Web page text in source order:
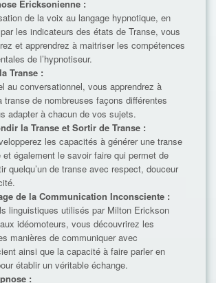
Ericksonienne :
de la voix au langage hypnotique, en
les indicateurs des états de Transe, vous
et apprendrez à maitriser les compétences
de l’hypnotiseur.
Transe :
au conversationnel, vous apprendrez à
transe de nombreuses façons différentes
adapter à chacun de vos sujets.
la Transe et Sortir de Transe :
les capacités à générer une transe
et également le savoir faire qui permet de
quelqu’un de transe avec respect, douceur
de la Communication Inconsciente :
linguistiques utilisés par Milton Erickson
idéomoteurs, vous découvrirez les
manières de communiquer avec
ainsi que la capacité à faire parler en
établir un véritable échange.
: